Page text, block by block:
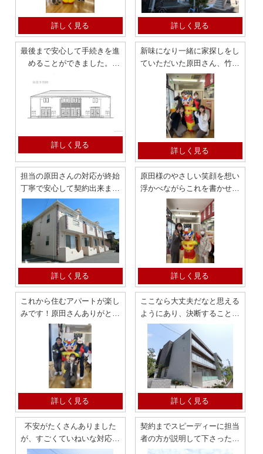
詳しく見る 詳しく見る
最後まで安心して手続きを進
めることができました。
詳しく見る
新味になり一緒に家探しをし
ていただいた原田さん、竹内
さんには感謝の気持ちでいっ
ぱいです。
詳しく見る
担当の原田さんの対応が終始
丁寧で安心して契約出来まし
た。 2LDK メゾネット 三
谷町
詳しく見る
原田様のやさしい笑顔を想い
浮かべながらこれを書かせて
いただいて居ります！ ワン
ルーム
詳しく見る
これから住むアパートが楽し
みです！原田さんありがとう
ございました！ 2LDK
詳しく見る
ここなら大丈夫だなと思える
ようにあり、決断することに
しました。 2LDK アパート
詳しく見る
不安がたくさんありました
が、すごくていねいな対応で
とても安心しました。
契約までスピーディーに担当
者の方が説明して下さった
竹谷町 アパート